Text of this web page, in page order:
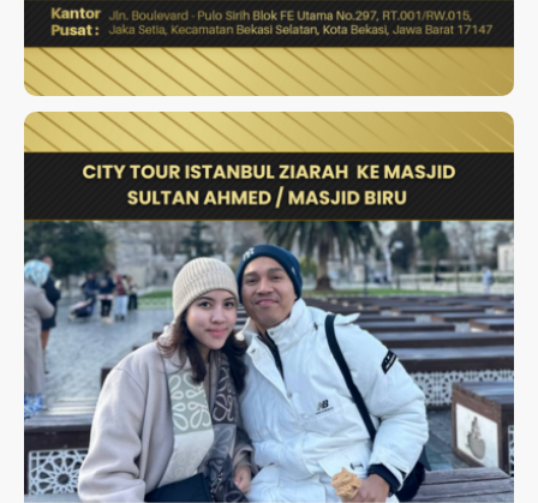
CITY TOUR ISTANBUL ZIARAH
KE MASJID SULTAN AHMED /
MASJID BIRU